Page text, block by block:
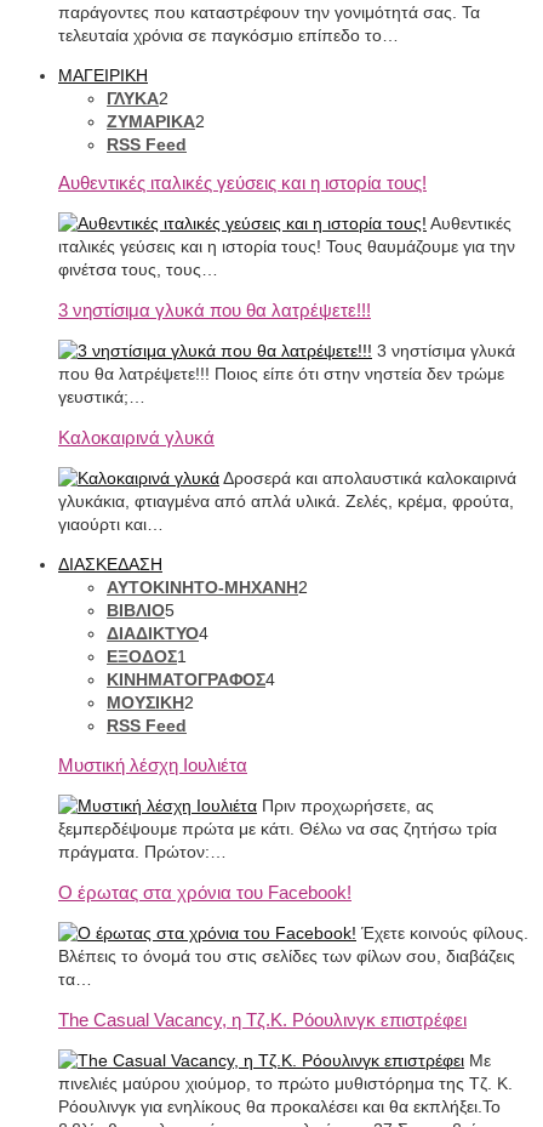
παράγοντες που καταστρέφουν την γονιμότητά σας. Τα
τελευταία χρόνια σε παγκόσμιο επίπεδο το…
ΜΑΓΕΙΡΙΚΗ
ΓΛΥΚΑ2
ΖΥΜΑΡΙΚΑ2
RSS Feed
Αυθεντικές ιταλικές γεύσεις και η ιστορία τους!
Αυθεντικές
ιταλικές γεύσεις και η ιστορία τους! Τους θαυμάζουμε για την
φινέτσα τους, τους…
3 νηστίσιμα γλυκά που θα λατρέψετε!!!
3 νηστίσιμα γλυκά
που θα λατρέψετε!!! Ποιος είπε ότι στην νηστεία δεν τρώμε
γευστικά;…
Καλοκαιρινά γλυκά
Δροσερά και απολαυστικά καλοκαιρινά
γλυκάκια, φτιαγμένα από απλά υλικά. Ζελές, κρέμα, φρούτα,
γιαούρτι και…
ΔΙΑΣΚΕΔΑΣΗ
ΑΥΤΟΚΙΝΗΤΟ-ΜΗΧΑΝΗ2
ΒΙΒΛΙΟ5
ΔΙΑΔΙΚΤΥΟ4
ΕΞΟΔΟΣ1
ΚΙΝΗΜΑΤΟΓΡΑΦΟΣ4
ΜΟΥΣΙΚΗ2
RSS Feed
Μυστική λέσχη Ιουλιέτα
Πριν προχωρήσετε, ας
ξεμπερδέψουμε πρώτα με κάτι. Θέλω να σας ζητήσω τρία
πράγματα. Πρώτον:…
Ο έρωτας στα χρόνια του Facebook!
Έχετε κοινούς φίλους.
Βλέπεις το όνομά του στις σελίδες των φίλων σου, διαβάζεις
τα…
The Casual Vacancy, η Τζ.Κ. Ρόουλινγκ επιστρέφει
Με
πινελιές μαύρου χιούμορ, το πρώτο μυθιστόρημα της Τζ. Κ.
Ρόουλινγκ για ενηλίκους θα προκαλέσει και θα εκπλήξει.Το